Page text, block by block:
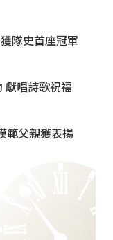
隊史首座冠軍
獻唱詩歌祝福
範父親獲表揚